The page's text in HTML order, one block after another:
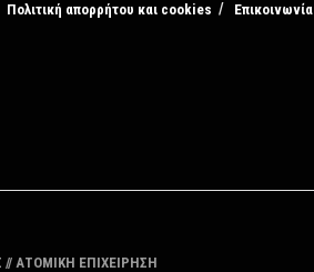
Πολιτική απορρήτου και cookies Επικοινωνία
// ΑΤΟΜΙΚΗ ΕΠΙΧΕΙΡΗΣΗ